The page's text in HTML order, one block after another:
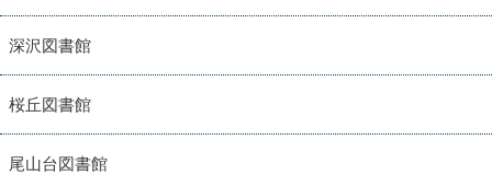
深沢図書館
桜丘図書館
尾山台図書館